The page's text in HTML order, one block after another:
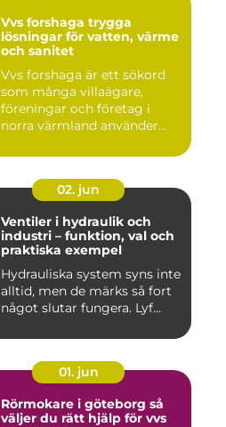
Vvs forshaga trygga
lösningar för vatten, värme
och sanitet
Vvs forshaga är ett sökord
som många villaägare,
föreningar och företag i
norra värmland använder
02. jun
Ventiler i hydraulik och
industri – funktion, val och
praktiska exempel
Hydrauliska system syns inte
alltid, men de märks så fort
något slutar fungera. Lyf...
01. jun
Rörmokare i göteborg så
väljer du rätt hjälp för vvs